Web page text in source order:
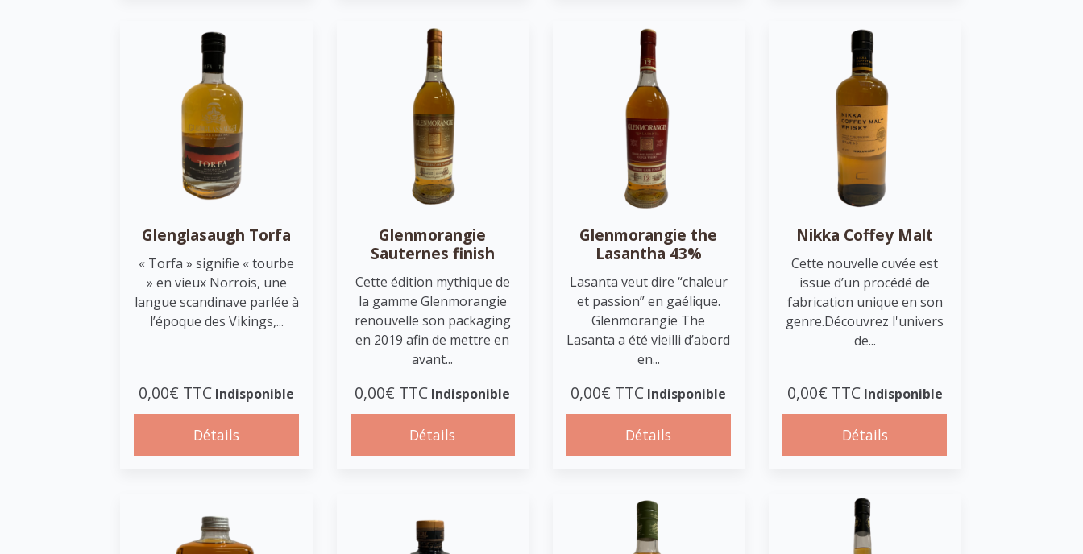
Glenglasaugh Torfa
« Torfa » signifie « tourbe
» en vieux Norrois, une
langue scandinave parlée à
l’époque des Vikings,...
0,00€ TTC Indisponible
Détails
Glenmorangie
Sauternes finish
Cette édition mythique de
la gamme Glenmorangie
renouvelle son packaging
en 2019 afin de mettre en
avant...
0,00€ TTC Indisponible
Détails
Glenmorangie the
Lasantha 43%
Lasanta veut dire “chaleur
et passion” en gaélique.
Glenmorangie The
Lasanta a été vieilli d’abord
en...
0,00€ TTC Indisponible
Détails
Nikka Coffey Malt
Cette nouvelle cuvée est
issue d’un procédé de
fabrication unique en son
genre.Découvrez l'univers
de...
0,00€ TTC Indisponible
Détails